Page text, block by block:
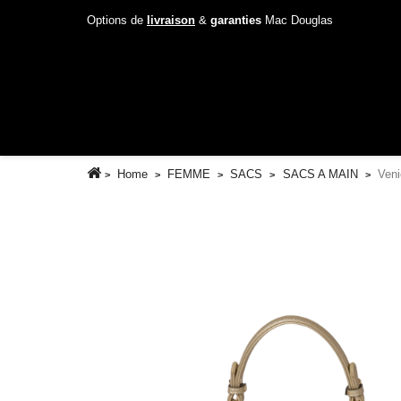
Options de livraison & garanties Mac Douglas
Home FEMME SACS SACS A MAIN